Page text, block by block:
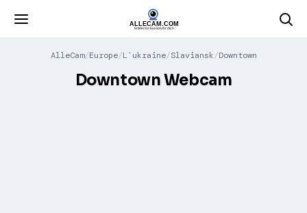
AlleCam Europe L`ukraine Slaviansk Downtown
Downtown Webcam